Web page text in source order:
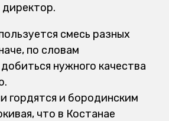
директор.
смесь разных
по словам
нужного качества
гордятся и бородинским
что в Костанае